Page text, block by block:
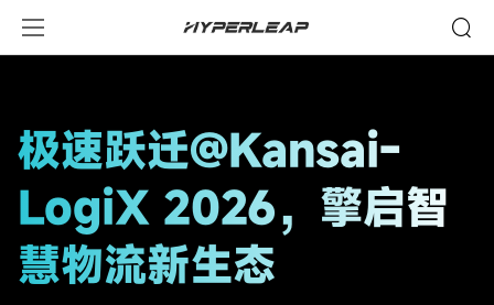
动极速跃迁@Kansai-
LogiX 2026，擎启智
慧物流新生态